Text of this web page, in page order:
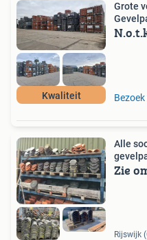
Kwaliteit
Grote
Alle
Zie
Rijswijk